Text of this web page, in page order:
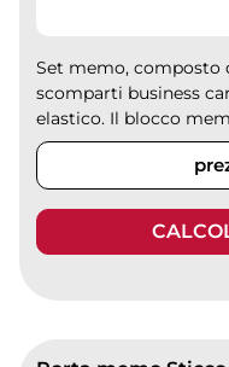
Set memo, composto
scomparti business
elastico. Il blocco